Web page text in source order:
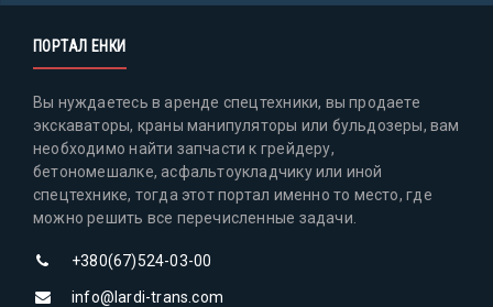
ПОРТАЛ ЕНКИ
Вы нуждаетесь в аренде спецтехники, вы продаете
экскаваторы, краны манипуляторы или бульдозеры, вам
необходимо найти запчасти к грейдеру,
бетономешалке, асфальтоукладчику или иной
спецтехнике, тогда этот портал именно то место, где
можно решить все перечисленные задачи.
+380(67)524-03-00
info@lardi-trans.com